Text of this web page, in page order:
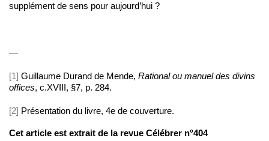
supplément de sens pour aujourd’hui ?
—
[1] Guillaume Durand de Mende, Rational ou manuel des divins
offices, c.XVIII, §7, p. 284.
[2] Présentation du livre, 4e de couverture.
Cet article est extrait de la revue Célébrer n°404